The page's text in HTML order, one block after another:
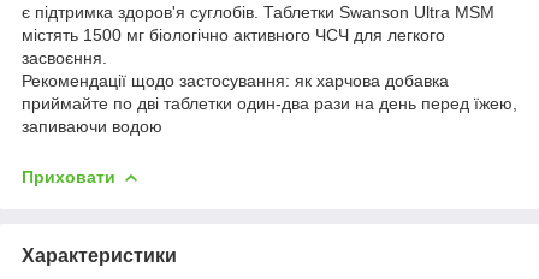
є підтримка здоров'я суглобів. Таблетки Swanson Ultra MSM
містять 1500 мг біологічно активного ЧСЧ для легкого
засвоєння.
Рекомендації щодо застосування: як харчова добавка
приймайте по дві таблетки один-два рази на день перед їжею,
запиваючи водою
Приховати
Характеристики